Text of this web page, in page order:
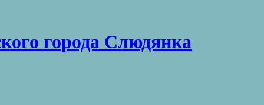
города Слюдянка